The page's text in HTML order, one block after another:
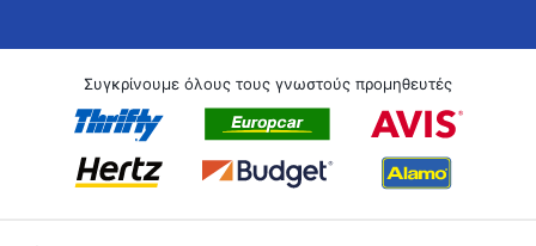
Συγκρίνουμε όλους τους γνωστούς προμηθευτές